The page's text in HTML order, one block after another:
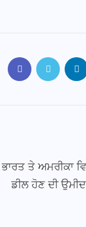
ਭਾਰਤ ਤੇ ਅਮਰੀਕਾ
ਡੀਲ ਹੋਣ ਦੀ